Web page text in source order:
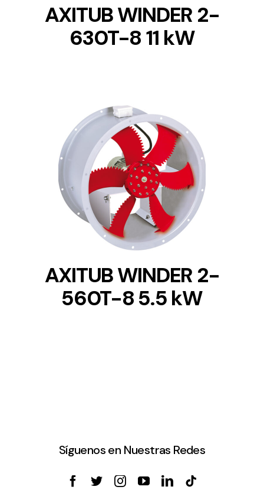
AXITUB WINDER 2-
630T-8 11 kW
DETAILS
AXITUB WINDER 2-
560T-8 5.5 kW
Síguenos en Nuestras Redes